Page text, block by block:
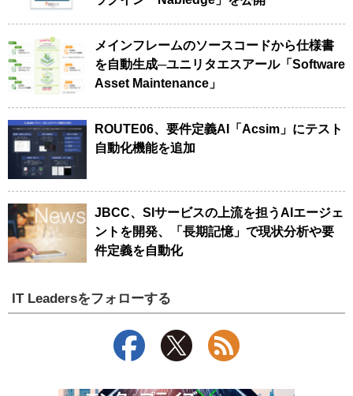
メインフレームのソースコードから仕様書
を自動生成─ユニリタエスアール「Software
Asset Maintenance」
ROUTE06、要件定義AI「Acsim」にテスト
自動化機能を追加
JBCC、SIサービスの上流を担うAIエージェ
ントを開発、「長期記憶」で現状分析や要
件定義を自動化
IT Leadersをフォローする